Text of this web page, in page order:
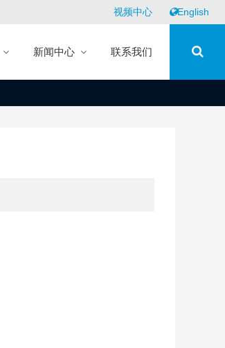
视频中心 English
新闻中心 联系我们